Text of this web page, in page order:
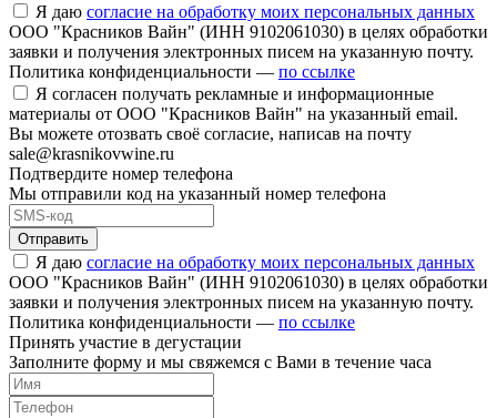
Я даю согласие на обработку моих персональных данных
ООО "Красников Вайн" (ИНН 9102061030) в целях обработки
заявки и получения электронных писем на указанную почту.
Политика конфиденциальности — по ссылке
Я согласен получать рекламные и информационные
материалы от ООО "Красников Вайн" на указанный email.
Вы можете отозвать своё согласие, написав на почту
sale@krasnikovwine.ru
Подтвердите номер телефона
Мы отправили код на указанный номер телефона
Отправить
Я даю согласие на обработку моих персональных данных
ООО "Красников Вайн" (ИНН 9102061030) в целях обработки
заявки и получения электронных писем на указанную почту.
Политика конфиденциальности — по ссылке
Принять участие в дегустации
Заполните форму и мы свяжемся с Вами в течение часа